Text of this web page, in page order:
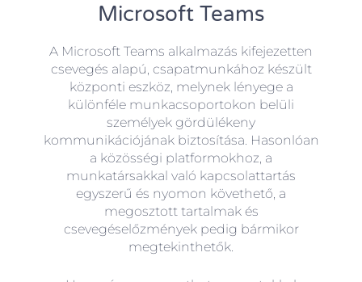
Microsoft Teams
A Microsoft Teams alkalmazás kifejezetten
csevegés alapú, csapatmunkához készült
központi eszköz, melynek lényege a
különféle munkacsoportokon belüli
személyek gördülékeny
kommunikációjának biztosítása. Hasonlóan
a közösségi platformokhoz, a
munkatársakkal való kapcsolattartás
egyszerű és nyomon követhető, a
megosztott tartalmak és
csevegéselőzmények pedig bármikor
megtekinthetők.